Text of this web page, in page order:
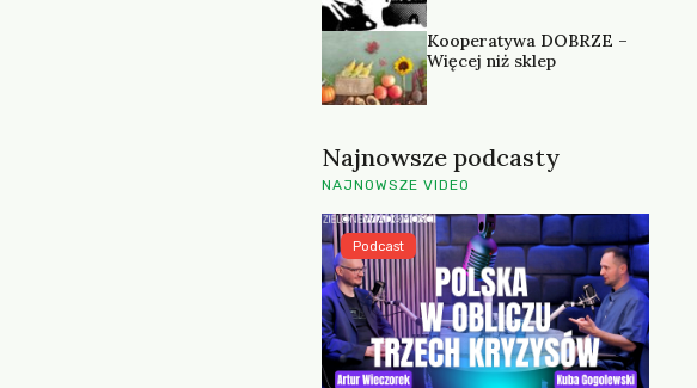
Kooperatywa DOBRZE –
Więcej niż sklep
Najnowsze podcasty
NAJNOWSZE VIDEO
Podcast